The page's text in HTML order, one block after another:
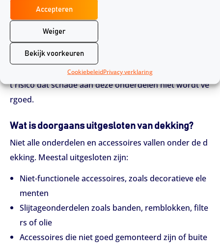
Accepteren
Weiger
Bekijk voorkeuren
CookiebeleidPrivacy verklaring
Onderdelen die losgekoppeld zijn, tijdelijk in opslag li
ggen of vervoerd worden, vallen meestal niet onder d
e standaard werkmaterieelverzekering. Hiervoor is va
ak een aanvullende transportverzekering of goedere
nverzekering nodig. Zonder aparte dekking loop je he
t risico dat schade aan deze onderdelen niet wordt ve
rgoed.
Wat is doorgaans uitgesloten van dekking?
Niet alle onderdelen en accessoires vallen onder de d
ekking. Meestal uitgesloten zijn:
Niet-functionele accessoires, zoals decoratieve ele
menten
Slijtageonderdelen zoals banden, remblokken, filte
rs of olie
Accessoires die niet goed gemonteerd zijn of buite